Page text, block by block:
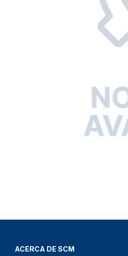
ACERCA DE SCM